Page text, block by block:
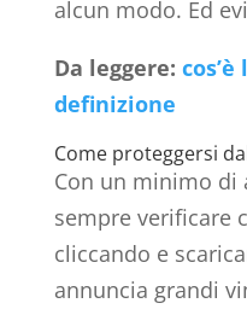
alcun modo. Ed
Da leggere:
definizione
Come proteggersi
Con un minimo di
sempre verificare
cliccando e
annuncia grandi